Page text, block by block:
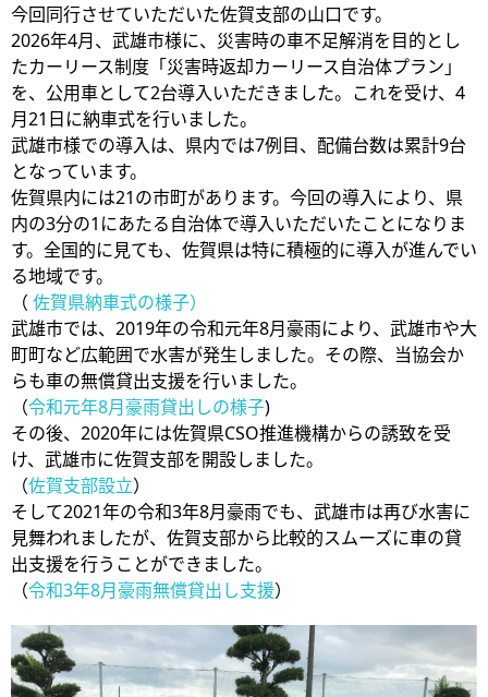
今回同行させていただいた佐賀支部の山口です。
2026年4月、武雄市様に、災害時の車不足解消を目的とし
たカーリース制度「災害時返却カーリース自治体プラン」
を、公用車として2台導入いただきました。これを受け、4
月21日に納車式を行いました。
武雄市様での導入は、県内では7例目、配備台数は累計9台
となっています。
佐賀県内には21の市町があります。今回の導入により、県
内の3分の1にあたる自治体で導入いただいたことになりま
す。全国的に見ても、佐賀県は特に積極的に導入が進んでい
る地域です。
（ 佐賀県納車式の様子）
武雄市では、2019年の令和元年8月豪雨により、武雄市や大
町町など広範囲で水害が発生しました。その際、当協会か
らも車の無償貸出支援を行いました。
（令和元年8月豪雨貸出しの様子)
その後、2020年には佐賀県CSO推進機構からの誘致を受
け、武雄市に佐賀支部を開設しました。
（佐賀支部設立）
そして2021年の令和3年8月豪雨でも、武雄市は再び水害に
見舞われましたが、佐賀支部から比較的スムーズに車の貸
出支援を行うことができました。
（令和3年8月豪雨無償貸出し支援）